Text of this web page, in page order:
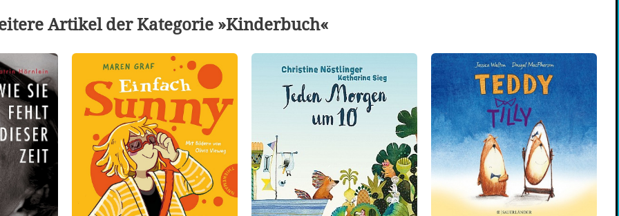
Artikel der Kategorie »Kinderbuch«